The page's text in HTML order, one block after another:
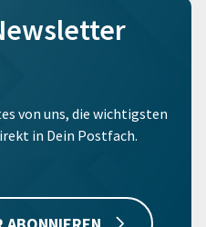
von uns, die wichtigsten
in Dein Postfach.